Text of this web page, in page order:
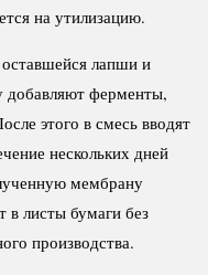
на утилизацию.
оставшейся лапши и
добавляют ферменты,
этого в смесь вводят
нескольких дней
мембрану
листы бумаги без
производства.